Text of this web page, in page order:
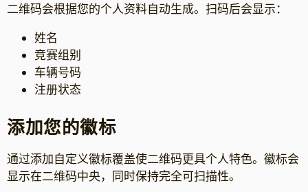
二维码会根据您的个人资料自动生成。扫码后会显示：
姓名
竞赛组别
车辆号码
注册状态
添加您的徽标
通过添加自定义徽标覆盖使二维码更具个人特色。徽标会
显示在二维码中央，同时保持完全可扫描性。